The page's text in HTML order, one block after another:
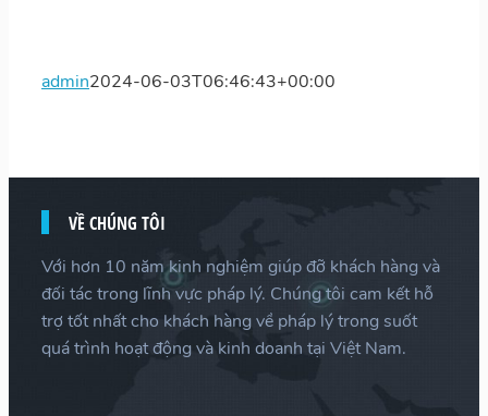
admin2024-06-03T06:46:43+00:00
VỀ CHÚNG TÔI
Với hơn 10 năm kinh nghiệm giúp đỡ khách hàng và
đối tác trong lĩnh vực pháp lý. Chúng tôi cam kết hỗ
trợ tốt nhất cho khách hàng về pháp lý trong suốt
quá trình hoạt động và kinh doanh tại Việt Nam.